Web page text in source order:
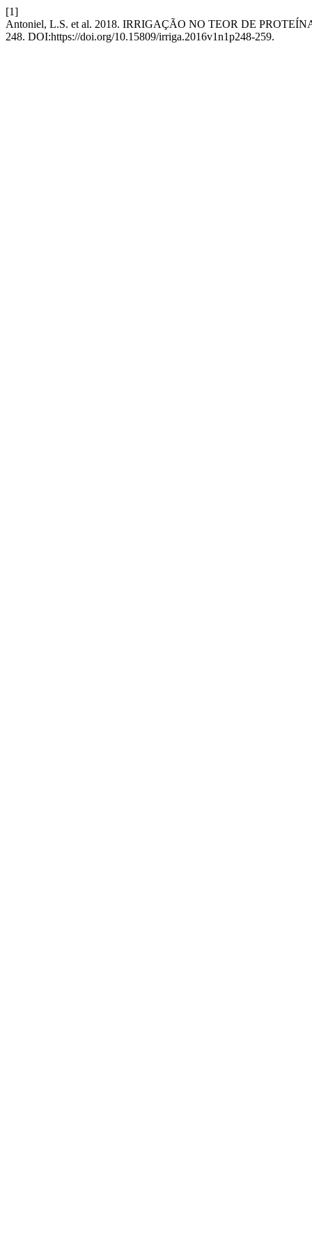
[1]
Antoniel, L.S. et al. 2018. IRRIGAÇÃO NO TEOR DE
248. DOI:https://doi.org/10.15809/irriga.2016v1n1p248-259.